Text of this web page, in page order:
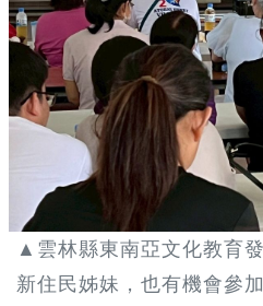
▲雲林縣東南亞文化教育
新住民姊妹，也有機會參